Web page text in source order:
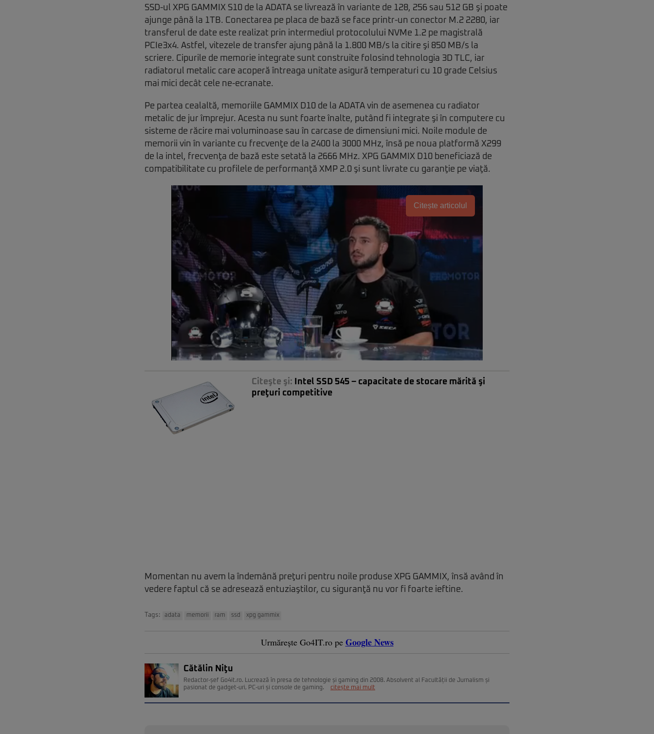
SSD-ul XPG GAMMIX S10 de la ADATA se livrează în variante de 128, 256 sau 512 GB şi poate
ajunge până la 1TB. Conectarea pe placa de bază se face printr-un conector M.2 2280, iar
transferul de date este realizat prin intermediul protocolului NVMe 1.2 pe magistrală
PCIe3x4. Astfel, vitezele de transfer ajung până la 1.800 MB/s la citire şi 850 MB/s la
scriere. Cipurile de memorie integrate sunt construite folosind tehnologia 3D TLC, iar
radiatorul metalic care acoperă întreaga unitate asigură temperaturi cu 10 grade Celsius
mai mici decât cele ne-ecranate.
Pe partea cealaltă, memoriile GAMMIX D10 de la ADATA vin de asemenea cu radiator
metalic de jur împrejur. Acesta nu sunt foarte înalte, putând fi integrate şi în computere cu
sisteme de răcire mai voluminoase sau în carcase de dimensiuni mici. Noile module de
memorii vin în variante cu frecvenţe de la 2400 la 3000 MHz, însă pe noua platformă X299
de la intel, frecvenţa de bază este setată la 2666 MHz. XPG GAMMIX D10 beneficiază de
compatibilitate cu profilele de performanţă XMP 2.0 şi sunt livrate cu garanţie pe viaţă.
Citește articolul
Citeşte şi:
Intel SSD 545 – capacitate de stocare mărită şi
preţuri competitive
Momentan nu avem la îndemână preţuri pentru noile produse XPG GAMMIX, însă având în
vedere faptul că se adresează entuziaştilor, cu siguranţă nu vor fi foarte ieftine.
Tags: adata memorii ram ssd xpg gammix
Urmărește Go4IT.ro pe Google News
Cătălin Niţu
Redactor-șef Go4it.ro. Lucrează în presa de tehnologie și gaming din 2008. Absolvent al Facultății de Jurnalism și
pasionat de gadget-uri, PC-uri și console de gaming.
citește mai mult